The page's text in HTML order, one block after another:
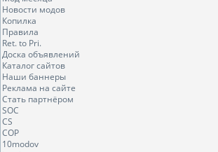
Новости модов
Копилка
Правила
Ret. to Pri.
Доска объявлений
Каталог сайтов
Наши баннеры
Реклама на сайте
Стать партнёром
SOC
CS
COP
10modov